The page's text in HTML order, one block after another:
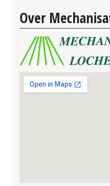
Over